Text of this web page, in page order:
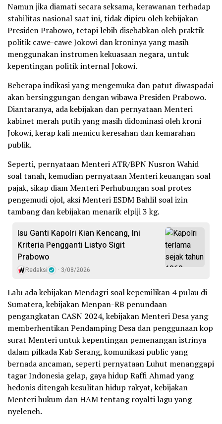
Namun jika diamati secara seksama, kerawanan terhadap
stabilitas nasional saat ini, tidak dipicu oleh kebijakan
Presiden Prabowo, tetapi lebih disebabkan oleh praktik
politik cawe-cawe Jokowi dan kroninya yang masih
menggunakan instrumen kekuasaan negara, untuk
kepentingan politik internal Jokowi.
Beberapa indikasi yang mengemuka dan patut diwaspadai
akan bersinggungan dengan wibawa Presiden Prabowo.
Diantaranya, ada kebijakan dan pernyataan Menteri
kabinet merah putih yang masih didominasi oleh kroni
Jokowi, kerap kali memicu keresahan dan kemarahan
publik.
Seperti, pernyataan Menteri ATR/BPN Nusron Wahid
soal tanah, kemudian pernyataan Menteri keuangan soal
pajak, sikap diam Menteri Perhubungan soal protes
pengemudi ojol, aksi Menteri ESDM Bahlil soal izin
tambang dan kebijakan menarik elpiji 3 kg.
Isu Ganti Kapolri Kian Kencang, Ini
Kriteria Pengganti Listyo Sigit
Prabowo
Redaksi 3/08/2026
Lalu ada kebijakan Mendagri soal kepemilikan 4 pulau di
Sumatera, kebijakan Menpan-RB penundaan
pengangkatan CASN 2024, kebijakan Menteri Desa yang
memberhentikan Pendamping Desa dan penggunaan kop
surat Menteri untuk kepentingan pemenangan istrinya
dalam pilkada Kab Serang, komunikasi public yang
bernada ancaman, seperti pernyataan Luhut menanggapi
tagar Indonesia gelap, gaya hidup Raffi Ahmad yang
hedonis ditengah kesulitan hidup rakyat, kebijakan
Menteri hukum dan HAM tentang royalti lagu yang
nyeleneh.